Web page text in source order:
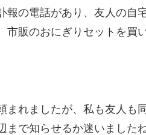
報の電話があり、友人の
市販のおにぎりセットを買
まれましたが、私も友人も
まで知らせるか迷いましたね